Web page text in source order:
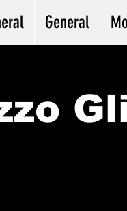
General